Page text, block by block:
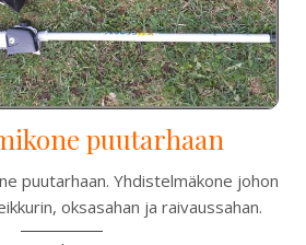
puutarhaan
puutarhaan. Yhdistelmäkone johon
oksasahan ja raivaussahan.